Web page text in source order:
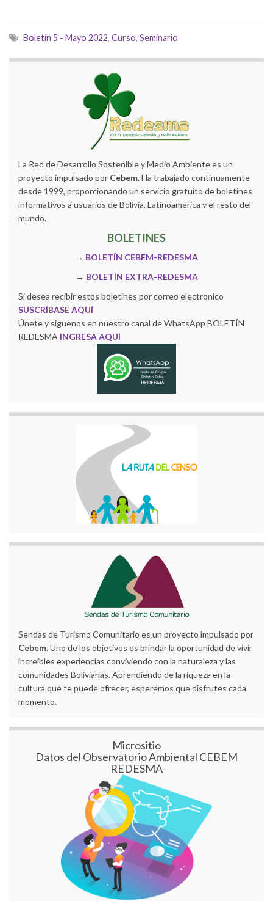
Boletín 5 - Mayo 2022, Curso, Seminario
La Red de Desarrollo Sostenible y Medio Ambiente es un
proyecto impulsado por Cebem. Ha trabajado continuamente
desde 1999, proporcionando un servicio gratuito de boletines
informativos a usuarios de Bolivia, Latinoamérica y el resto del
mundo.
BOLETINES
→ BOLETÍN CEBEM-REDESMA
→ BOLETÍN EXTRA-REDESMA
Si desea recibir estos boletines por correo electronico
SUSCRÍBASE AQUÍ
Únete y siguenos en nuestro canal de WhatsApp BOLETÍN
REDESMA INGRESA AQUÍ
Sendas de Turismo Comunitario es un proyecto impulsado por
Cebem. Uno de los objetivos es brindar la oportunidad de vivir
increíbles experiencias conviviendo con la naturaleza y las
comunidades Bolivianas. Aprendiendo de la riqueza en la
cultura que te puede ofrecer, esperemos que disfrutes cada
momento.
Micrositio
Datos del Observatorio Ambiental CEBEM
REDESMA